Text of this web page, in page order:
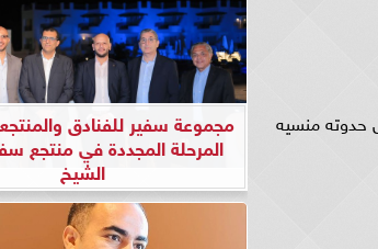
حدوته منسيه
مجموعة سفير للفنادق
المرحلة المجددة في منتجع
الشيخ